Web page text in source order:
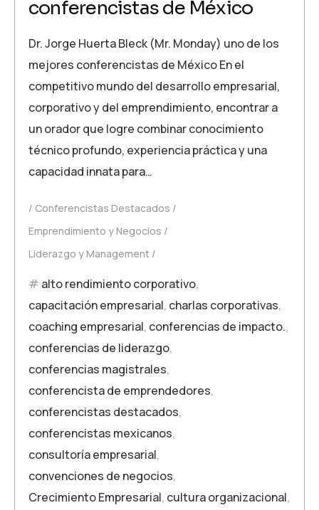
conferencistas de México
Dr. Jorge Huerta Bleck (Mr. Monday) uno de los
mejores conferencistas de México En el
competitivo mundo del desarrollo empresarial,
corporativo y del emprendimiento, encontrar a
un orador que logre combinar conocimiento
técnico profundo, experiencia práctica y una
capacidad innata para…
Conferencistas Destacados
Emprendimiento y Negocios
Liderazgo y Management
alto rendimiento corporativo,
capacitación empresarial, charlas corporativas,
coaching empresarial, conferencias de impacto.,
conferencias de liderazgo,
conferencias magistrales,
conferencista de emprendedores,
conferencistas destacados,
conferencistas mexicanos,
consultoría empresarial,
convenciones de negocios,
Crecimiento Empresarial, cultura organizacional,